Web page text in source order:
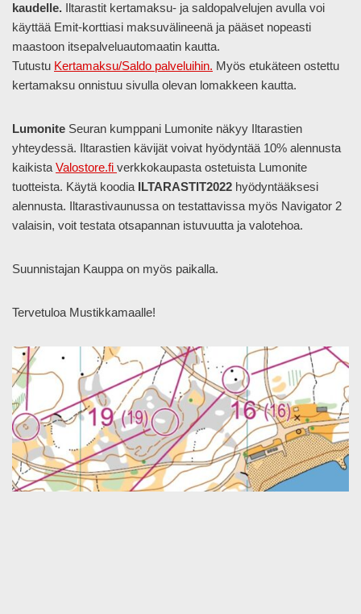
kaudelle. Iltarastit kertamaksu- ja saldopalvelujen avulla voi
käyttää Emit-korttiasi maksuvälineenä ja pääset nopeasti
maastoon itsepalveluautomaatin kautta.
Tutustu Kertamaksu/Saldo palveluihin. Myös etukäteen ostettu
kertamaksu onnistuu sivulla olevan lomakkeen kautta.
Lumonite Seuran kumppani Lumonite näkyy Iltarastien
yhteydessä. Iltarastien kävijät voivat hyödyntää 10% alennusta
kaikista Valostore.fi verkkokaupasta ostetuista Lumonite
tuotteista. Käytä koodia ILTARASTIT2022 hyödyntääksesi
alennusta. Iltarastivaunussa on testattavissa myös Navigator 2
valaisin, voit testata otsapannan istuvuutta ja valotehoa.
Suunnistajan Kauppa on myös paikalla.
Tervetuloa Mustikkamaalle!